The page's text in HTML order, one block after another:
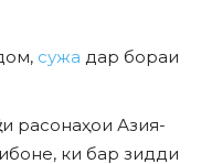
сужа дар бораи
расонаҳои Азия-
ки бар зидди